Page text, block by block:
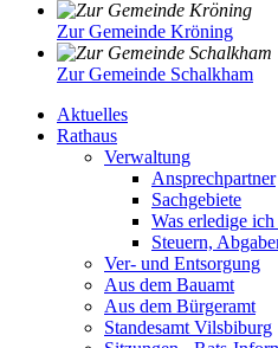
Zur Gemeinde Kröning
Zur Gemeinde Schalkham
Aktuelles
Rathaus
Verwaltung
Ansprechpartner
Sachgebiete
Was erledige
Steuern,
Ver- und Entsorgung
Aus dem Bauamt
Aus dem Bürgeramt
Standesamt Vilsbiburg